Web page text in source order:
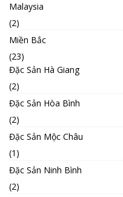
Malaysia
(2)
Miền Bắc
(23)
Đặc Sản Hà Giang
(2)
Đặc Sản Hòa Bình
(2)
Đặc Sản Mộc Châu
(1)
Đặc Sản Ninh Bình
(2)